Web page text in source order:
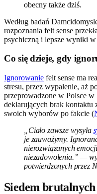
obecny także dziś.
Według badań
rozpoznania felt sense
psychiczną i lepsze wyniki
Co się dzieje, gdy
Ignorowanie felt sense ma
stresu, przez wypalenie, aż
przeprowadzone w Polsce
deklarujących brak kontaktu
swoich wyborów po fakcie (
„Ciało zawsze wysyła
je zauważymy.
nierozwiązanych
niezadowolenia.” —
potwierdzonych przez
Siedem